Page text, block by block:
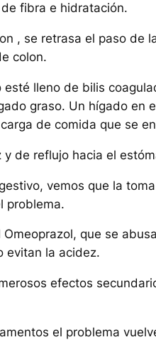
fibra e hidratación.
, se retrasa el paso
colon.
lleno de bilis
graso. Un hígado
de comida que se
de reflujo hacia el
vemos que la
problema.
que se
evitan la acidez.
efectos
el problema